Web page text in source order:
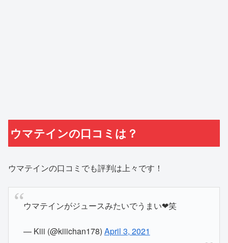
ウマテインの口コミは？
ウマテインの口コミでも評判は上々です！
ウマテインがジュースみたいでうまい❤笑
— Kiii (@kiiichan178) April 3, 2021